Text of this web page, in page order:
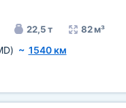
22,5 т 82 м³
~ 1540 км